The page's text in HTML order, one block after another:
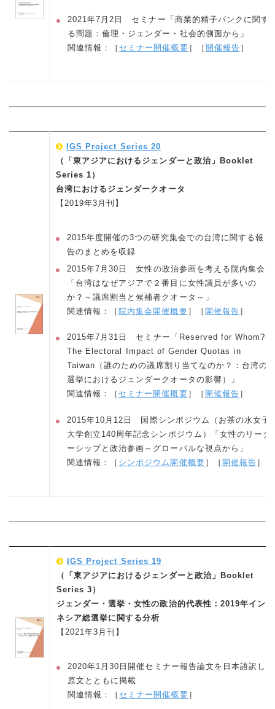
2021年7月2日 セミナー「商業的精子バンクに関す
る問題：倫理・ジェンダー・社会的側面から」
関連情報：［ セミナー開催概要 ］［ 開催報告 ］
IGS Project Series 20
（「東アジアにおけるジェンダーと政治」Booklet
Series 1）
台湾におけるジェンダークオータ
【2019年3月刊】
2015年度開催の3つの研究集会での台湾に関する報
告のまとめを収録
2015年7月30日 女性の政治参画を考える院内集会
「台湾はなぜアジアで２番目に女性議員が多いの
か？～議席割当と候補者クオータ～」
関連情報：［ 院内集会開催概要 ］［ 開催報告 ］
2015年7月31日 セミナー「Reserved for Whom?
The Electoral Impact of Gender Quotas in
Taiwan（誰のための議席割り当てなのか？：台湾の
選挙におけるジェンダークオータの影響）」
関連情報：［ セミナー開催概要 ］［ 開催報告 ］
2015年10月12日 国際シンポジウム（お茶の水女子
大学創立140周年記念シンポジウム）「女性のリーダ
ーシップと政治参画～グローバルな視点から」
関連情報：［ シンポジウム開催概要 ］［ 開催報告 ］
IGS Project Series 19
（「東アジアにおけるジェンダーと政治」Booklet
Series 3）
ジェンダー・選挙・女性の政治的代表性：2019年インド
ネシア総選挙に関する分析
【2021年3月刊】
2020年1月30日開催セミナー報告論文を日本語訳し、
原文とともに掲載
関連情報：［ セミナー開催概要 ］